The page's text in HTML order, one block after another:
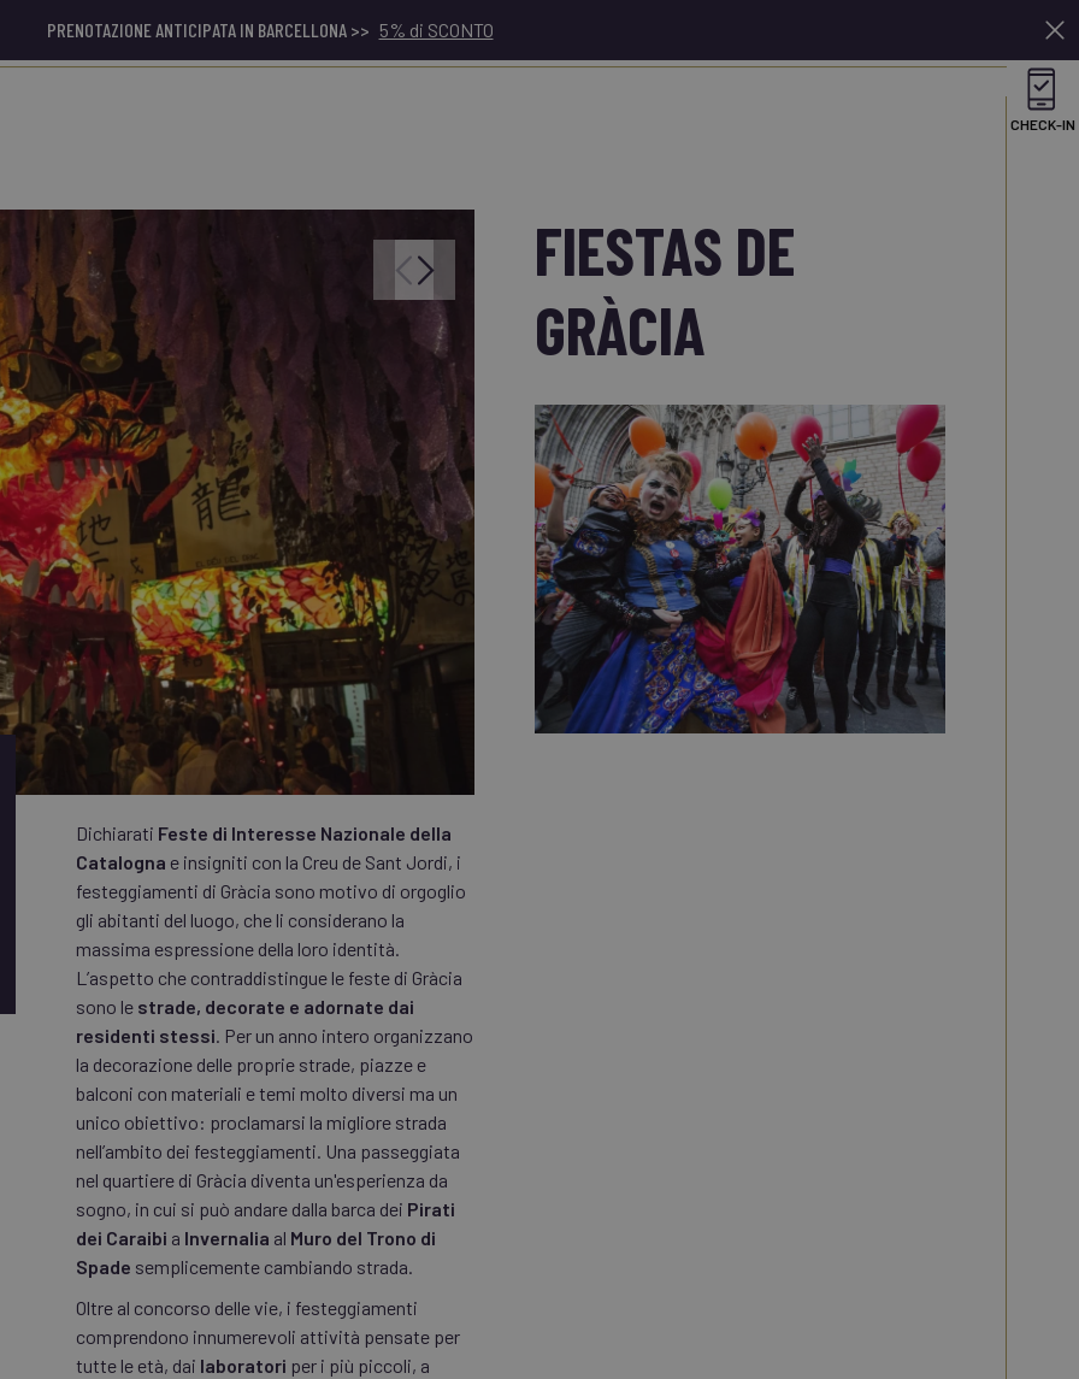
PRENOTAZIONE ANTICIPATA IN BARCELLONA >> 5% di SCONTO
CHECK-IN
Dichiarati Feste di Interesse Nazionale della
Catalogna e insigniti con la Creu de Sant Jordi, i
festeggiamenti di Gràcia sono motivo di orgoglio
gli abitanti del luogo, che li considerano la
massima espressione della loro identità.
L’aspetto che contraddistingue le feste di Gràcia
sono le strade, decorate e adornate dai
residenti stessi. Per un anno intero organizzano
la decorazione delle proprie strade, piazze e
balconi con materiali e temi molto diversi ma un
unico obiettivo: proclamarsi la migliore strada
nell’ambito dei festeggiamenti. Una passeggiata
nel quartiere di Gràcia diventa un'esperienza da
sogno, in cui si può andare dalla barca dei Pirati
dei Caraibi a Invernalia al Muro del Trono di
Spade semplicemente cambiando strada.
Oltre al concorso delle vie, i festeggiamenti
comprendono innumerevoli attività pensate per
tutte le età, dai laboratori per i più piccoli, a
FIESTAS DE
GRÀCIA